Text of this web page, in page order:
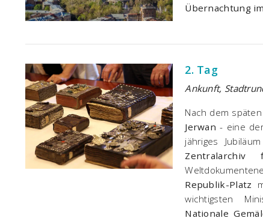
Übernachtung
2. Tag
Ankunft,
Nach dem
Jerwan - eine
jähriges
Zentralarchiv
Republik-Platz
wichtigsten
Nationale